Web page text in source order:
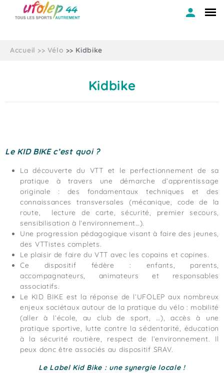
Accueil Vélo Kidbike
Kidbike
Le KID BIKE c’est quoi ?
La découverte du VTT et le perfectionnement de sa
pratique à travers une démarche d’apprentissage
originale : des fondamentaux techniques et des
connaissances transversales (mécanique, code de la
route, lecture de carte, sécurité, premier secours,
sensibilisation à l’environnement…).
Une progression pédagogique visant à faire des jeunes,
des VTTistes complets.
Le plaisir de faire du VTT avec les copains et copines.
Ce dispositif fédère : enfants, parents,
accompagnateurs, animateurs et responsables
associatifs.
Le KID BIKE est la réponse de l’UFOLEP aux nombreux
enjeux sociétaux autour de la pratique du vélo : mobilité
(aller à l’école, au club de sport, …), accès à une
pratique sportive, lutte contre la sédentarité, éducation
à la sécurité routière, respect de l’environnement. Il
peux donc être associés au dispositif SRAV.
Le Label Kid Bike : une synergie locale !